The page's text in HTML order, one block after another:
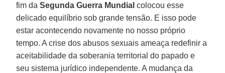
fim daSegunda Guerra Mundial colocou esse
delicado equilíbrio sob grande tensão. E isso pode
estar acontecendo novamente no nosso próprio
tempo. A crise dos abusos sexuais ameaça redefinir a
aceitabilidade da soberania territorial do papado e
seu sistema jurídico independente. A mudança da